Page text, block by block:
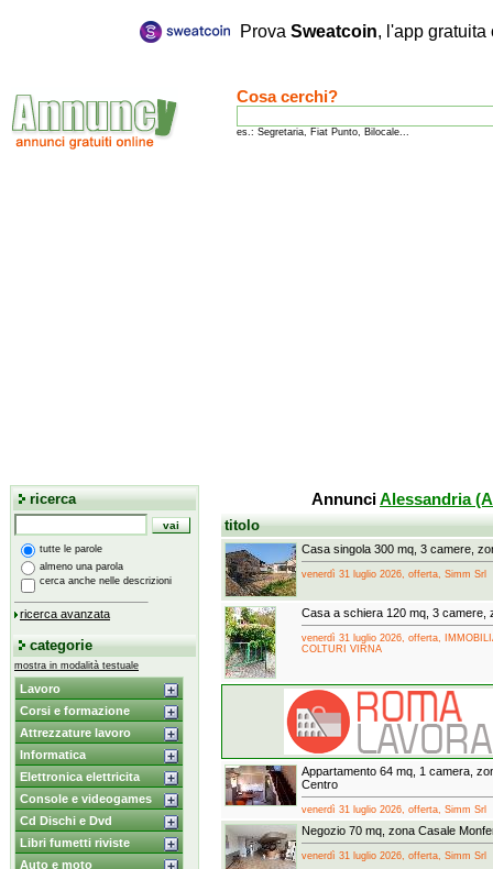
Prova Sweatcoin, l'app
Cosa cerchi?
es.: Segretaria, Fiat Punto, Bilocale...
ricerca
tutte le parole
almeno una parola
cerca anche nelle descrizioni
ricerca avanzata
categorie
mostra in modalità testuale
Lavoro
Corsi e formazione
Attrezzature lavoro
Informatica
Elettronica elettricita
Console e videogames
Cd Dischi e Dvd
Libri fumetti riviste
Auto e moto
AnnunciAlessandria
titolo
Casa singola 300 mq, 3 camere,
venerdì 31 luglio 2026, offerta, Simm Srl
Casa a schiera 120 mq, 3 camere,
venerdì 31 luglio 2026, offerta,
COLTURI VIRNA
Appartamento 64 mq, 1 camera,
Centro
venerdì 31 luglio 2026, offerta, Simm Srl
Negozio 70 mq, zona Casale
venerdì 31 luglio 2026, offerta, Simm Srl